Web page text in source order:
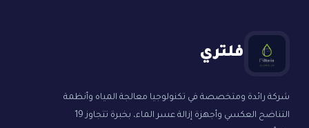
فلتري
شركة رائدة ومتخصصة في تكنولوجيا معالجة المياه وأنظمة
التناضح العكسي وأجهزة إزالة عسر الماء، بخبرة تتجاوز 19